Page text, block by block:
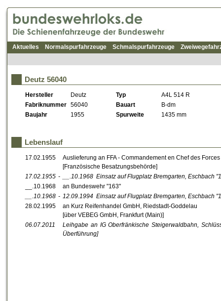
Aktuelles Normalspurfahrzeuge Schmalspurfahrzeuge
Deutz 56040
Hersteller Deutz Typ
A4L 514 R
Fabriknummer 56040 Bauart
B-dm
Baujahr
1955 Spurweite 1435 mm
Lebenslauf
17.02.1955
Auslieferung an FFA - Commandement en Chef des
[Französische Besatzungsbehörde]
17.02.1955 - __.10.1968 Einsatz auf Flugplatz Bremgarten, Eschbach
__.10.1968
an Bundeswehr "163"
__.10.1968 - 12.09.1994 Einsatz auf Flugplatz Bremgarten, Eschbach
28.02.1995
an Kurz Reifenhandel GmbH, Riedstadt-Goddelau
[über VEBEG GmbH, Frankfurt (Main)]
06.07.2011
Leihgabe an IG Oberfränkische Steigerwaldbahn,
Überführung]